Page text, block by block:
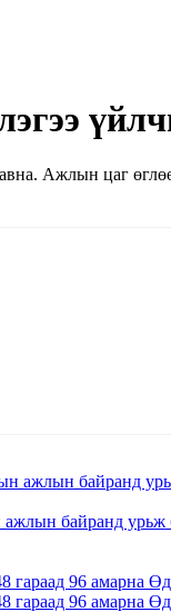
Ажлын цаг
байранд урьж
гараад 96 амарна
гараад 96 амарна